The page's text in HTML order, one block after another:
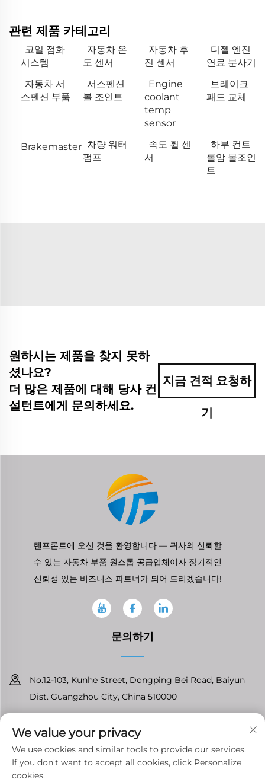
관련 제품 카테고리
코일 점화
시스템
자동차 온
도 센서
자동차 후
진 센서
디젤 엔진
연료 분사기
자동차 서
스펜션 부품
서스펜션
볼 조인트
Engine
coolant
temp
sensor
브레이크
패드 교체
Brakemaster 차량 워터
펌프
속도 휠 센
서
하부 컨트
롤암 볼조인
트
원하시는 제품을 찾지 못하
셨나요?
더 많은 제품에 대해 당사 컨
설턴트에게 문의하세요.
지금 견적 요청하
기
텐프론트에 오신 것을 환영합니다 — 귀사의 신뢰할
수 있는 자동차 부품 원스톱 공급업체이자 장기적인
신뢰성 있는 비즈니스 파트너가 되어 드리겠습니다!
문의하기
No.12-103, Kunhe Street, Dongping Bei Road, Baiyun
Dist. Guangzhou City, China 510000
[email protected]
We value your privacy
We use cookies and similar tools to provide our services.
If you don't want to accept all cookies, click Personalize
cookies.